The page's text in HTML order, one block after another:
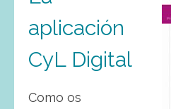
aplicación
CyL Digital
Como os